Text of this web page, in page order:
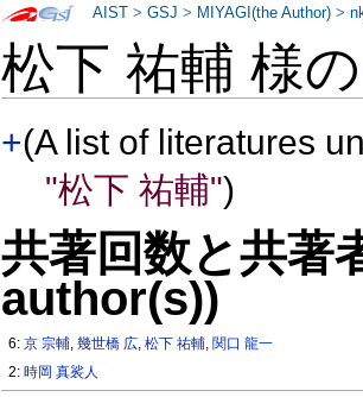
松下 祐輔 様
+(A list of literatures
"松下 祐輔")
共著回数と共
author(s))
6:京 宗輔,幾世橋 広,松下 祐輔, 関口 龍一
2:時岡 真裟人
AIST >GSJ > MIYAGI(the Author) >